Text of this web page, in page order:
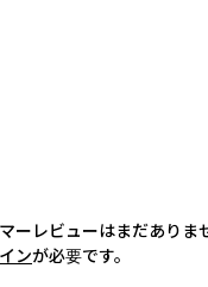
ーレビューはまだありま
ンが必要です。